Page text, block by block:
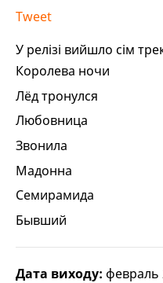
Tweet
У релізі вийшло сім
Королева ночи
Лёд тронулся
Любовница
Звонила
Мадонна
Семирамида
Бывший
Дата виходу: февраль